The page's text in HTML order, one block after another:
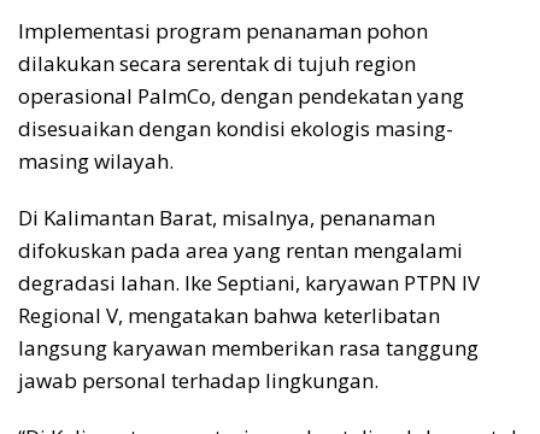
Implementasi program penanaman pohon
dilakukan secara serentak di tujuh region
operasional PalmCo, dengan pendekatan yang
disesuaikan dengan kondisi ekologis masing-
masing wilayah.
Di Kalimantan Barat, misalnya, penanaman
difokuskan pada area yang rentan mengalami
degradasi lahan. Ike Septiani, karyawan PTPN IV
Regional V, mengatakan bahwa keterlibatan
langsung karyawan memberikan rasa tanggung
jawab personal terhadap lingkungan.